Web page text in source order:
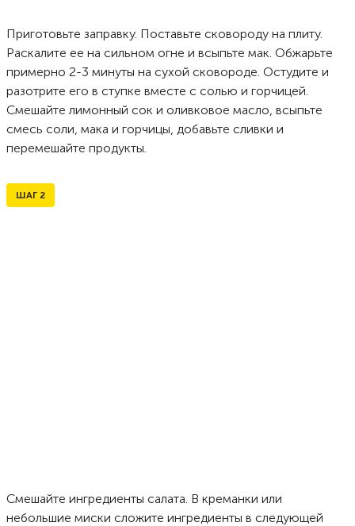
Приготовьте заправку. Поставьте сковороду на плиту.
Раскалите ее на сильном огне и всыпьте мак. Обжарьте
примерно 2-3 минуты на сухой сковороде. Остудите и
разотрите его в ступке вместе с солью и горчицей.
Смешайте лимонный сок и оливковое масло, всыпьте
смесь соли, мака и горчицы, добавьте сливки и
перемешайте продукты.
ШАГ 2
Смешайте ингредиенты салата. В креманки или
небольшие миски сложите ингредиенты в следующей